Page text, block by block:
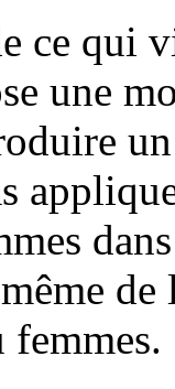
ce qui
une
de
femmes.